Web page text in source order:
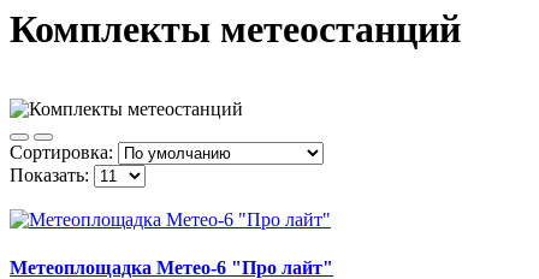
Комплекты метеостанций
Сортировка:
Показать:
Метеоплощадка Метео-6 "Про лайт"